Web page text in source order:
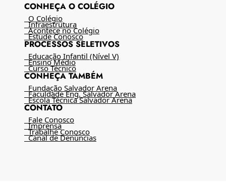
CONHEÇA O COLÉGIO
O Colégio
Infraestrutura
Acontece no Colégio
Estude Conosco
PROCESSOS SELETIVOS
Educação Infantil (Nível V)
Ensino Médio
Curso Técnico
CONHEÇA TAMBÉM
Fundação Salvador Arena
Faculdade Eng. Salvador Arena
Escola Técnica Salvador Arena
CONTATO
Fale Conosco
Imprensa
Trabalhe Conosco
Canal de Denúncias